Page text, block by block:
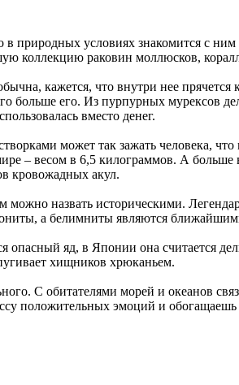
в природных условиях знакомится с
раковин моллюсков,
кажется, что внутри нее
больше его. Из пурпурных мурексов
вместо денег.
может так зажать человека,
– весом в 6,5 килограммов. А
кровожадных акул.
назвать историческими.
а белимниты являются
яд, в Японии она считается
хищников хрюканьем.
С обитателями морей и океанов
положительных эмоций и